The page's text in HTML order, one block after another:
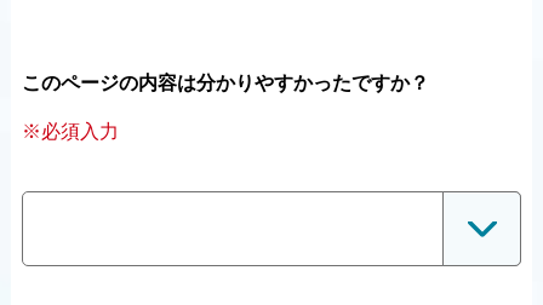
このページの内容は分かりやすかったですか？
※必須入力